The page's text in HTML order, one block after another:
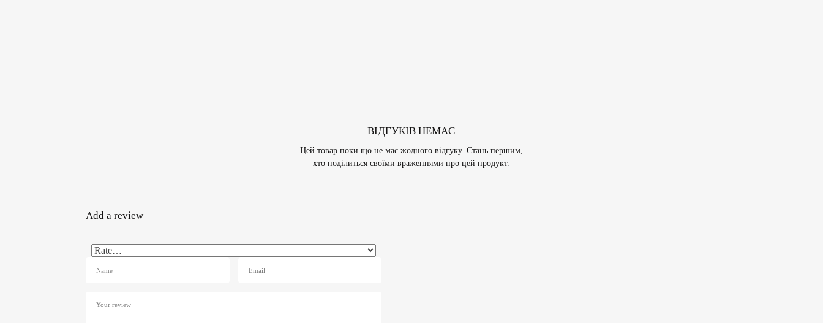
ВІДГУКІВ НЕМАЄ
Цей товар поки що не має жодного відгуку. Стань першим,
хто поділиться своїми враженнями про цей продукт.
Add a review